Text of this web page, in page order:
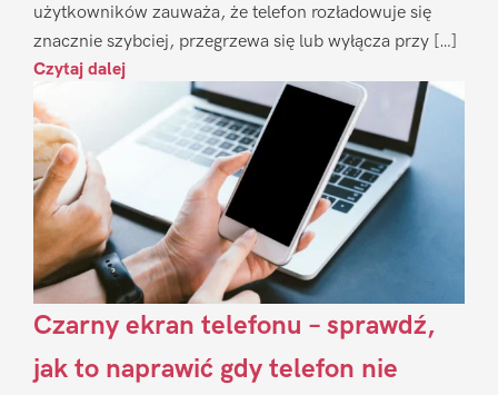
użytkowników zauważa, że telefon rozładowuje się
znacznie szybciej, przegrzewa się lub wyłącza przy […]
Czytaj dalej
Czarny ekran telefonu – sprawdź,
jak to naprawić gdy telefon nie